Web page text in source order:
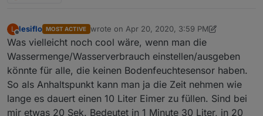
L
Offline
lesiflo MOST ACTIVE wrote on Apr 20, 2020, 3:59 PM
last edited by lesifloApr 20, 2020, 5:59 PM
Was vielleicht noch cool wäre, wenn man die
Wassermenge/Wasserverbrauch einstellen/ausgeben
könnte für alle, die keinen Bodenfeuchtesensor haben.
So als Anhaltspunkt kann man ja die Zeit nehmen wie
lange es dauert einen 10 Liter Eimer zu füllen. Sind bei
mir etwas 20 Sek. Bedeutet in 1 Minute 30 Liter, in 20